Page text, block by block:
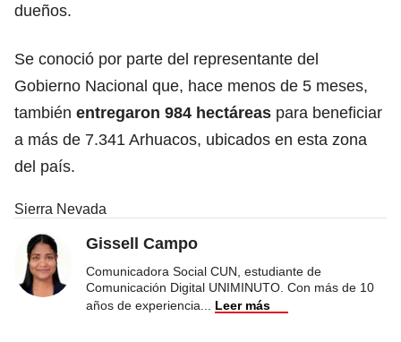
dueños.
Se conoció por parte del representante del
Gobierno Nacional que, hace menos de 5 meses,
también entregaron 984 hectáreas para beneficiar
a más de 7.341 Arhuacos, ubicados en esta zona
del país.
Sierra Nevada
Gissell Campo
Comunicadora Social CUN, estudiante de
Comunicación Digital UNIMINUTO. Con más de 10
años de experiencia
Leer más